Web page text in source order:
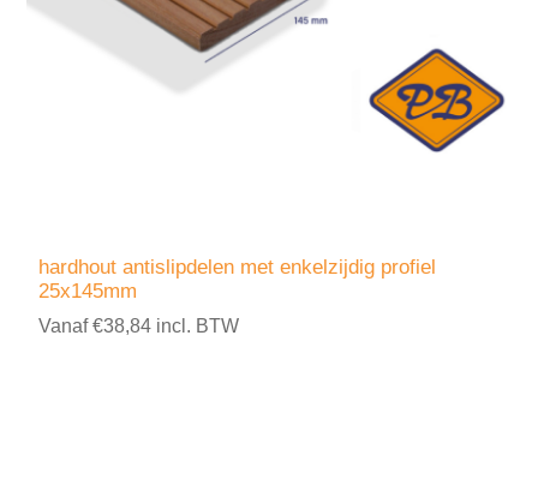
hardhout antislipdelen met enkelzijdig profiel
25x145mm
Vanaf €38,84 incl. BTW